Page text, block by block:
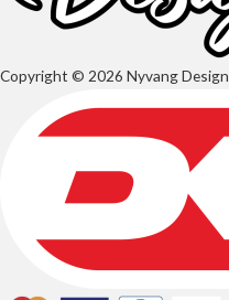
Copyright © 2026 Nyvang Design